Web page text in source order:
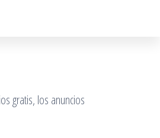
gratis, los anuncios